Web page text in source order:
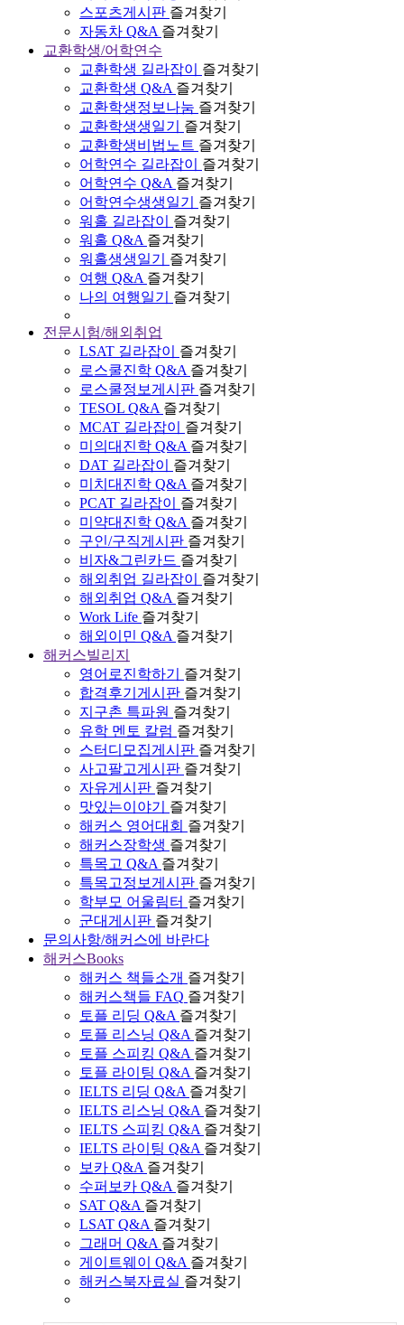
스포츠게시판 즐겨찾기
자동차 Q&A 즐겨찾기
교환학생/어학연수
교환학생 길라잡이
즐겨찾기
교환학생 Q&A 즐겨찾기
교환학생정보나눔 즐겨찾기
교환학생생일기
즐겨찾기
교환학생비법노트 즐겨찾기
어학연수 길라잡이
즐겨찾기
어학연수 Q&A 즐겨찾기
어학연수생생일기
즐겨찾기
워홀 길라잡이
즐겨찾기
워홀 Q&A 즐겨찾기
워홀생생일기
즐겨찾기
여행 Q&A 즐겨찾기
나의 여행일기
즐겨찾기
전문시험/해외취업
LSAT 길라잡이
즐겨찾기
로스쿨진학 Q&A 즐겨찾기
로스쿨정보게시판 즐겨찾기
TESOL Q&A 즐겨찾기
MCAT 길라잡이
즐겨찾기
미의대진학 Q&A 즐겨찾기
DAT 길라잡이
즐겨찾기
미치대진학 Q&A 즐겨찾기
PCAT 길라잡이
즐겨찾기
미약대진학 Q&A 즐겨찾기
구인/구직게시판 즐겨찾기
비자&그린카드 즐겨찾기
해외취업 길라잡이
즐겨찾기
해외취업 Q&A 즐겨찾기
Work Life 즐겨찾기
해외이민 Q&A 즐겨찾기
해커스빌리지
영어로진학하기
즐겨찾기
합격후기게시판 즐겨찾기
지구촌 특파원 즐겨찾기
유학 멘토 칼럼 즐겨찾기
스터디모집게시판 즐겨찾기
사고팔고게시판 즐겨찾기
자유게시판 즐겨찾기
맛있는이야기
즐겨찾기
해커스 영어대회 즐겨찾기
해커스장학생 즐겨찾기
특목고 Q&A 즐겨찾기
특목고정보게시판 즐겨찾기
학부모 어울림터 즐겨찾기
군대게시판 즐겨찾기
문의사항/해커스에 바란다
해커스Books
해커스 책들소개 즐겨찾기
해커스책들 FAQ 즐겨찾기
토플 리딩 Q&A 즐겨찾기
토플 리스닝 Q&A 즐겨찾기
토플 스피킹 Q&A 즐겨찾기
토플 라이팅 Q&A 즐겨찾기
IELTS 리딩 Q&A 즐겨찾기
IELTS 리스닝 Q&A 즐겨찾기
IELTS 스피킹 Q&A 즐겨찾기
IELTS 라이팅 Q&A 즐겨찾기
보카 Q&A 즐겨찾기
수퍼보카 Q&A 즐겨찾기
SAT Q&A 즐겨찾기
LSAT Q&A 즐겨찾기
그래머 Q&A 즐겨찾기
게이트웨이 Q&A 즐겨찾기
해커스북자료실 즐겨찾기